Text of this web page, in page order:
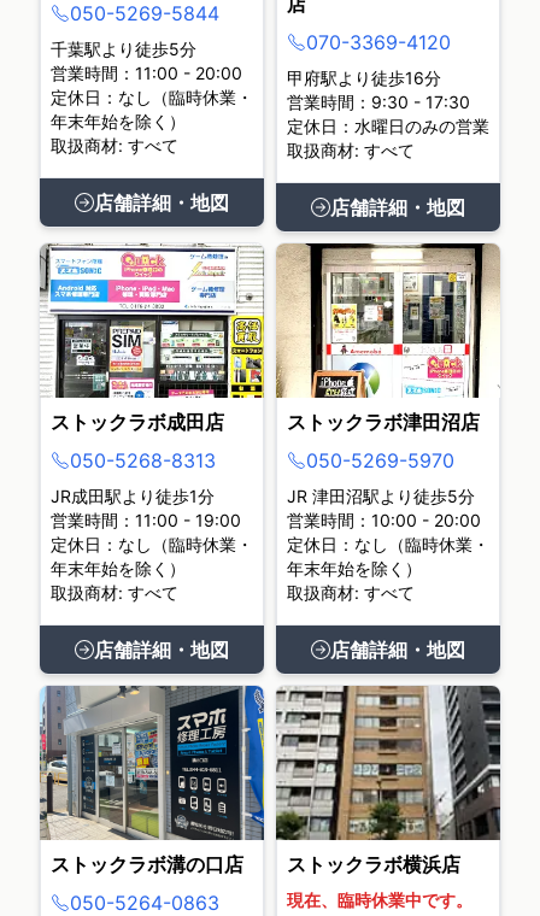
050-5269-5844
千葉駅より徒歩5分
営業時間：11:00 - 20:00
定休日：なし（臨時休業・
年末年始を除く）
取扱商材: すべて
店舗詳細・地図
070-3369-4120
甲府駅より徒歩16分
営業時間：9:30 - 17:30
定休日：水曜日のみの営業
取扱商材: すべて
店舗詳細・地図
ストックラボ成田店
050-5268-8313
JR成田駅より徒歩1分
営業時間：11:00 - 19:00
定休日：なし（臨時休業・
年末年始を除く）
取扱商材: すべて
店舗詳細・地図
ストックラボ津田沼店
050-5269-5970
JR 津田沼駅より徒歩5分
営業時間：10:00 - 20:00
定休日：なし（臨時休業・
年末年始を除く）
取扱商材: すべて
店舗詳細・地図
ストックラボ溝の口店
050-5264-0863
ストックラボ横浜店
現在、臨時休業中です。